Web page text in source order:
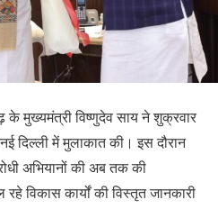
के मुख्यमंत्री विष्णुदेव साय ने शुक्रवार
दिल्ली में मुलाकात की। इस दौरान
अभियानों की अब तक की
कार्यों की विस्तृत जानकारी